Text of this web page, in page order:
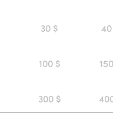
30 $
100 $
300 $